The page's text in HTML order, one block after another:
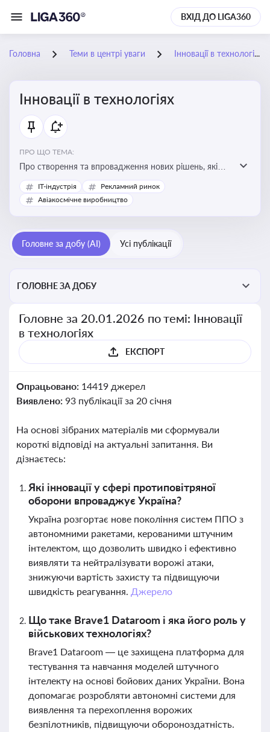
ВХІД ДО LIGA360
Головна Теми в центрі уваги Інновації в технологіях
Інновації в технологіях
ПРО ЩО ТЕМА:
Про створення та впровадження нових рішень, які
покращують ефективність, функціональність або
можливості технологічних продуктів і процесів.
IT-індустрія
Рекламний ринок
Авіакосмічне виробництво
Головне за добу (AI) Усі публікації
ГОЛОВНЕ ЗА ДОБУ
Головне за 20.01.2026 по темі: Інновації
в технологіях
ЕКСПОРТ
Опрацьовано: 14419 джерел
Виявлено: 93 публікації за 20 січня
На основі зібраних матеріалів ми сформували
короткі відповіді на актуальні запитання. Ви
дізнаєтесь:
Які інновації у сфері протиповітряної
оборони впроваджує Україна?
Україна розгортає нове покоління систем ППО з
автономними ракетами, керованими штучним
інтелектом, що дозволить швидко і ефективно
виявляти та нейтралізувати ворожі атаки,
знижуючи вартість захисту та підвищуючи
швидкість реагування. Джерело
Що таке Brave1 Dataroom і яка його роль у
військових технологіях?
Brave1 Dataroom — це захищена платформа для
тестування та навчання моделей штучного
інтелекту на основі бойових даних України. Вона
допомагає розробляти автономні системи для
виявлення та перехоплення ворожих
безпілотників, підвищуючи обороноздатність.